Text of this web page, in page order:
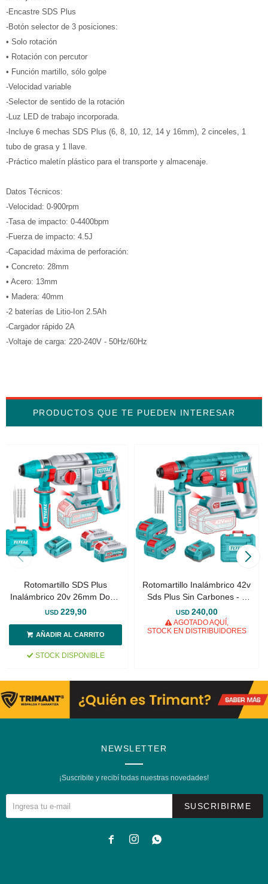
-Encastre SDS Plus
-Botón selector de 3 posiciones:
• Solo rotación
• Rotación con percutor
• Función martillo, sólo golpe
-Velocidad variable
-Selector de sentido de la rotación
-Luz LED de trabajo incorporada.
-Incluye 6 mechas SDS Plus (6, 8, 10, 12, 14 y 16mm), 2 cinceles, 1
tubo de grasa y 1 llave.
-Práctico maletín plástico para el transporte y almacenaje.
Datos Técnicos:
-Velocidad: 0-900rpm
-Tasa de impacto: 0-4400bpm
-Fuerza de impacto: 4.5J
-Capacidad máxima de perforación:
• Concreto: 28mm
• Acero: 13mm
• Madera: 40mm
-2 baterías de Litio-Ion 2.5Ah
-Cargador rápido 2A
-Voltaje de carga: 220-240V - 50Hz/60Hz
PRODUCTOS QUE TE PUEDEN INTERESAR
Rotomartillo SDS Plus
Inalámbrico 20v 26mm Doble
Batería - Sin Carbones
USD 229,90
STOCK DISPONIBLE
Rotomartillo Inalámbrico 42v
Sds Plus Sin Carbones - 2
Baterías 2.0Ah, Cargador Y
Maletín
USD 240,00
AGOTADO AQUÍ,
STOCK EN DISTRIBUIDORES
NEWSLETTER
¡Suscribite y recibí todas nuestras novedades!
SUSCRIBIRME
  